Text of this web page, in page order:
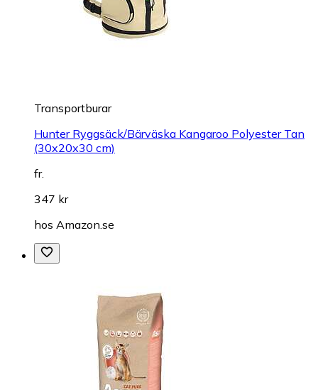
Transportburar
Hunter Ryggsäck/Bärväska Kangaroo Polyester Tan
(30x20x30 cm)
fr.
347 kr
hos Amazon.se